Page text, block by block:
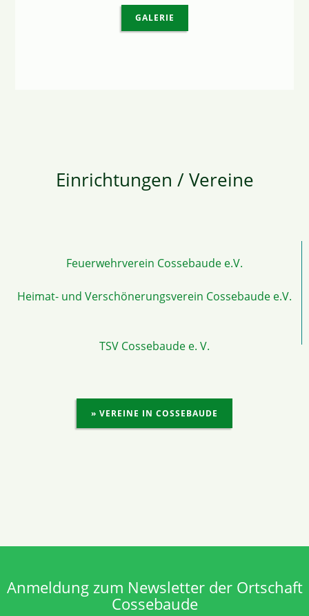
GALERIE
Einrichtungen / Vereine
Feuerwehrverein Cossebaude e.V.
Heimat- und Verschönerungsverein Cossebaude e.V.
TSV Cossebaude e. V.
» VEREINE IN COSSEBAUDE
Anmeldung zum Newsletter der Ortschaft
Cossebaude